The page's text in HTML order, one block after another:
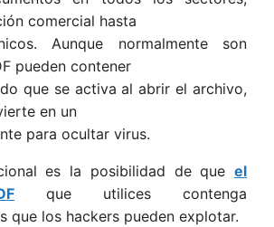
comercial hasta
Aunque normalmente son
pueden contener
que se activa al abrir el archivo,
en un
para ocultar virus.
es la posibilidad de que el
que utilices contenga
que los hackers pueden explotar.